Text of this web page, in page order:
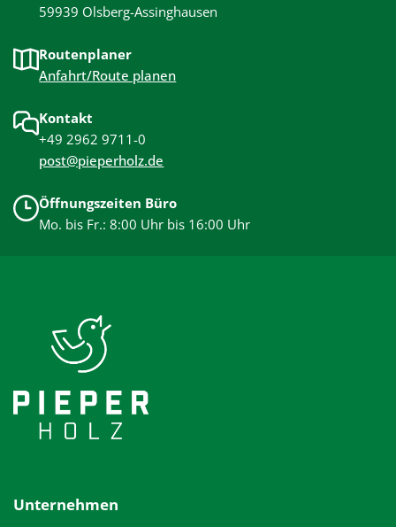
59939 Olsberg-Assinghausen
Routenplaner
Anfahrt/Route planen
Kontakt
+49 2962 9711-0
post@pieperholz.de
Öffnungszeiten Büro
Mo. bis Fr.: 8:00 Uhr bis 16:00 Uhr
Unternehmen